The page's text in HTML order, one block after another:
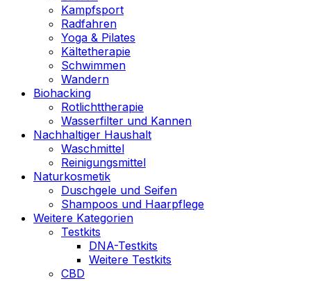
Kampfsport
Radfahren
Yoga & Pilates
Kältetherapie
Schwimmen
Wandern
Biohacking
Rotlichttherapie
Wasserfilter und Kannen
Nachhaltiger Haushalt
Waschmittel
Reinigungsmittel
Naturkosmetik
Duschgele und Seifen
Shampoos und Haarpflege
Weitere Kategorien
Testkits
DNA-Testkits
Weitere Testkits
CBD